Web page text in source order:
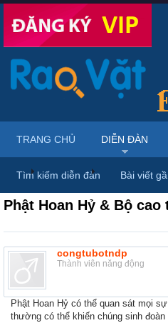
... Diễn đàn Thảo luận
Phật Hoan Hỷ & Bộ cao
congtubotndp
Thành viên năng động
Phật Hoan Hỷ có thể quan sát mọi
thường có thể khiến chúng sinh
TRANG CHỦ DIỄN ĐÀN
Tìm kiếm diễn đàn Bài viết